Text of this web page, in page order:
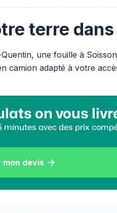
terre
une fouille à
camion adapté à votre
on vous
minutes avec des prix
mon devis 